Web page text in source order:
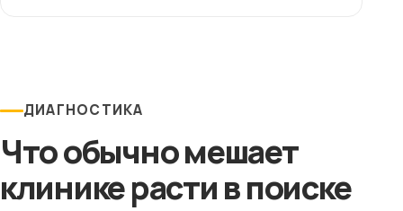
ДИАГНОСТИКА
Что обычно мешает
клинике расти в поиске